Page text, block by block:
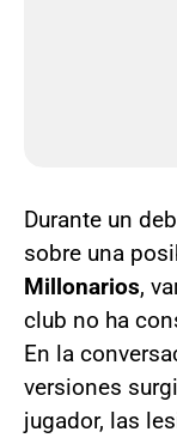
Durante un
sobre una
Millonarios,
club no ha
En la
versiones
jugador, las